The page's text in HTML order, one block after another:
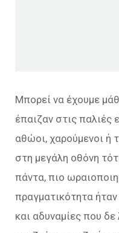
Μπορεί να έχουμε
έπαιζαν στις παλιές
αθώοι, χαρούμενοι ή
στη μεγάλη οθόνη
πάντα, πιο
πραγματικότητα
και αδυναμίες που